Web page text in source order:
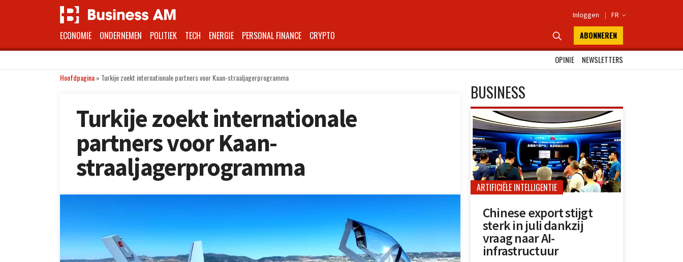
Inloggen | FR 
ECONOMIE ONDERNEMEN POLITIEK TECH ENERGIE PERSONAL FINANCE CRYPTO  ABONNEREN
OPINIE
NEWSLETTERS
Hoofdpagina» Turkije zoekt internationale partners voor Kaan-straaljagerprogramma
Turkije zoekt internationale
partners voor Kaan-
straaljagerprogramma
BUSINESS
ARTIFICIËLE INTELLIGENTIE
Chinese export stijgt
sterk in juli dankzij
vraag naar AI-
infrastructuur